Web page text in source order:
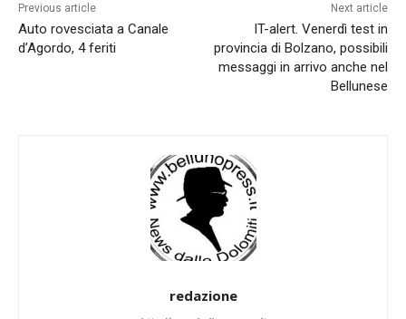
Previous article
Auto rovesciata a Canale
d’Agordo, 4 feriti
Next article
IT-alert. Venerdì test in
provincia di Bolzano, possibili
messaggi in arrivo anche nel
Bellunese
redazione